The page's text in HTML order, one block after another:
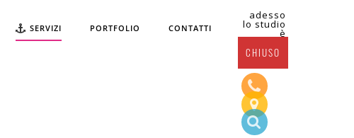
adesso
lo studio
è
CHIUSO
SERVIZI PORTFOLIO CONTATTI